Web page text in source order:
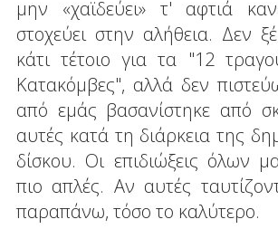
μην «χαϊδεύει» τ' αφτιά
στοχεύει στην αλήθεια. Δεν
κάτι τέτοιο για τα "12
Κατακόμβες", αλλά δεν
από εμάς βασανίστηκε από
αυτές κατά τη διάρκεια της
δίσκου. Οι επιδιώξεις όλων
πιο απλές. Αν αυτές
παραπάνω, τόσο το καλύτερο.